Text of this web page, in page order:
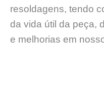
resoldagens, tendo
da vida útil da peça,
e melhorias em